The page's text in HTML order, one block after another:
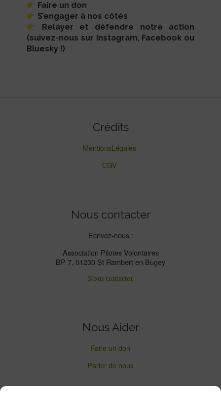
Faire un don
S’engager à nos côtés
Relayer et défendre notre action
(suivez-nous sur Instagram, Facebook ou
Bluesky !)
Crédits
MentionsLégales
CGV
Nous contacter
Ecrivez-nous :
Association Pilotes Volontaires
BP 7, 01230 St Rambert en Bugey
Nous contacter
Nous Aider
Faire un don
Parler de nous